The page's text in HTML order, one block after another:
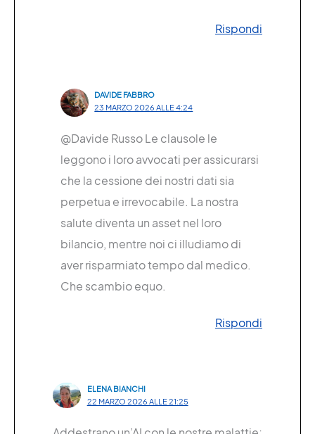
Rispondi
DAVIDE FABBRO
23 MARZO 2026 ALLE 4:24
@Davide Russo Le clausole le
leggono i loro avvocati per assicurarsi
che la cessione dei nostri dati sia
perpetua e irrevocabile. La nostra
salute diventa un asset nel loro
bilancio, mentre noi ci illudiamo di
aver risparmiato tempo dal medico.
Che scambio equo.
Rispondi
ELENA BIANCHI
22 MARZO 2026 ALLE 21:25